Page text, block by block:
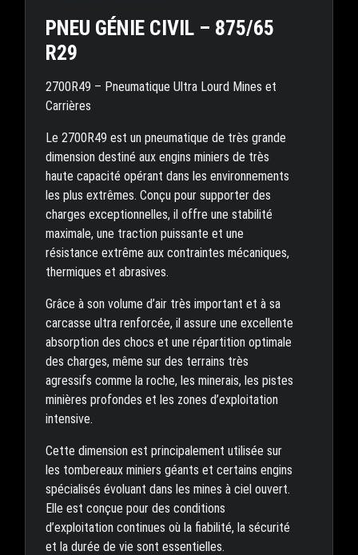
PNEU GÉNIE CIVIL – 875/65
R29
2700R49 – Pneumatique Ultra Lourd Mines et
Carrières
Le 2700R49 est un pneumatique de très grande
dimension destiné aux engins miniers de très
haute capacité opérant dans les environnements
les plus extrêmes. Conçu pour supporter des
charges exceptionnelles, il offre une stabilité
maximale, une traction puissante et une
résistance extrême aux contraintes mécaniques,
thermiques et abrasives.
Grâce à son volume d’air très important et à sa
carcasse ultra renforcée, il assure une excellente
absorption des chocs et une répartition optimale
des charges, même sur des terrains très
agressifs comme la roche, les minerais, les pistes
minières profondes et les zones d’exploitation
intensive.
Cette dimension est principalement utilisée sur
les tombereaux miniers géants et certains engins
spécialisés évoluant dans les mines à ciel ouvert.
Elle est conçue pour des conditions
d’exploitation continues où la fiabilité, la sécurité
et la durée de vie sont essentielles.